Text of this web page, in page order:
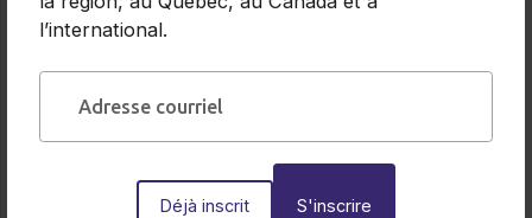
l’international.
Déjà inscrit
27.07.2026
Résidence de création au Camp de
Bardsville | MRC du Fjord-du-